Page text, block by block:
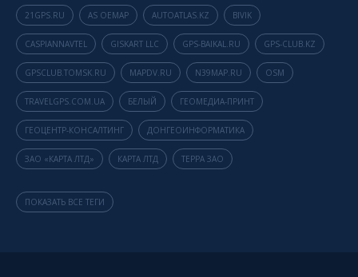
21GPS.RU AS OEMAP AUTOATLAS.KZ BIVIK
CASPIANNAVTEL GISKART LLC GPS-BAIKAL.RU GPS-CLUB.KZ
GPSCLUB.TOMSK.RU MAPDV.RU N39MAP.RU OSM
TRAVELGPS.COM.UA БЕЛЫЙ ГЕОМЕДИА-ПРИНТ
ГЕОЦЕНТР-КОНСАЛТИНГ ДОНГЕОИНФОРМАТИКА
ЗАО «КАРТА ЛТД» КАРТА ЛТД ТЕРРА ЗАО
ПОКАЗАТЬ ВСЕ ТЕГИ